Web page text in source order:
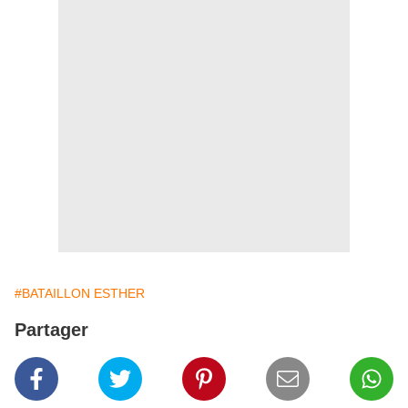
#BATAILLON ESTHER
Partager